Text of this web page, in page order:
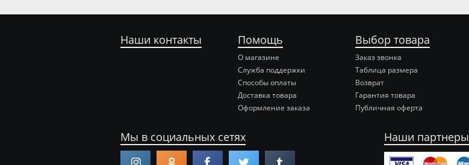
Наши контакты Помощь
О магазине
Служба поддержки
Способы оплаты
Доставка товара
Оформление заказа
Выбор товара
Заказ звонка
Таблица размера
Возврат
Гарантия товара
Публичная оферта
Мы в социальных сетях Наши партнеры